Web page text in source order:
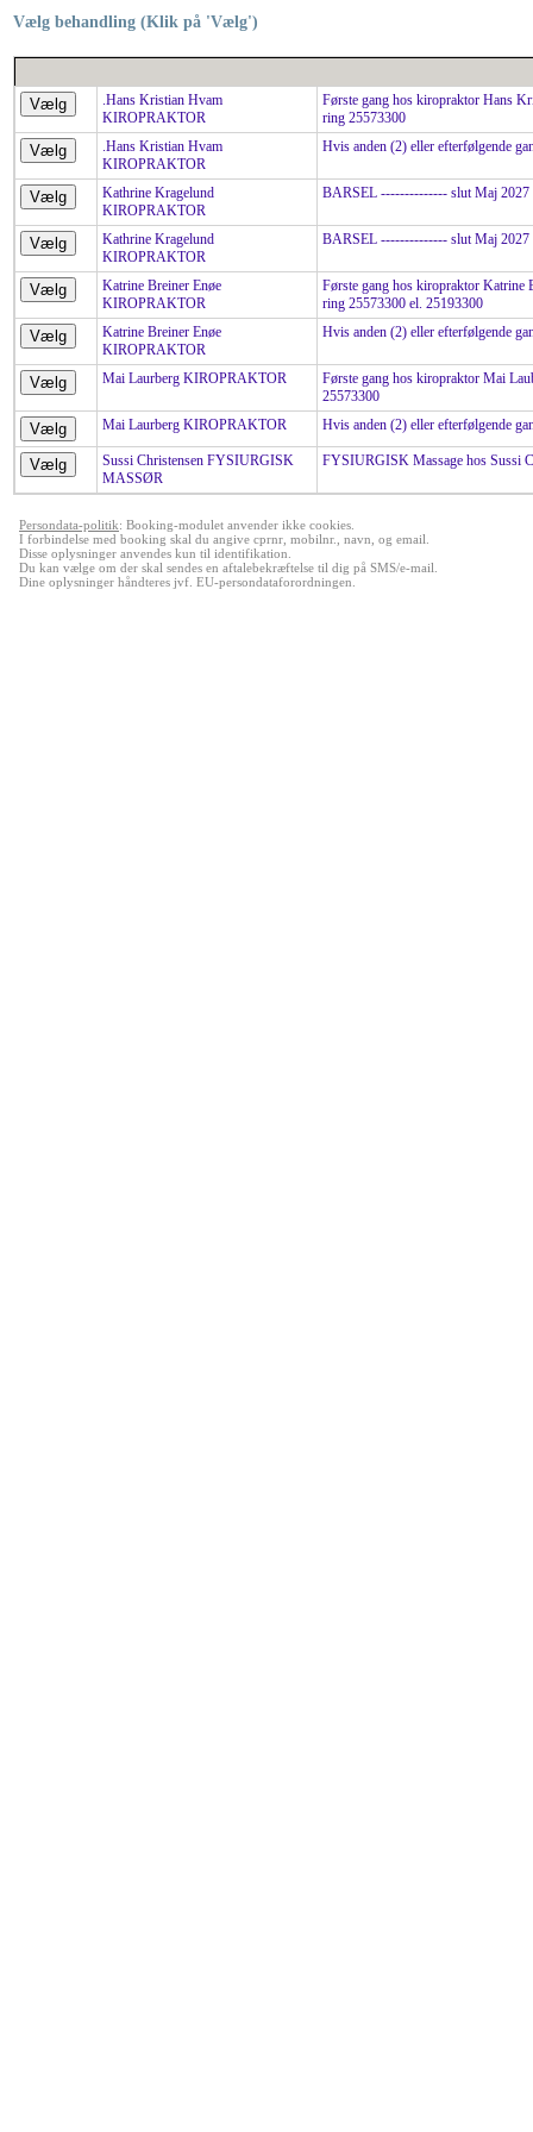
Vælg behandling (Klik på 'Vælg')
.Hans Kristian Hvam
KIROPRAKTOR
Første gang hos kiropraktor Hans
ring 25573300
.Hans Kristian Hvam
KIROPRAKTOR
Hvis anden (2) eller efterfølgende
Kathrine Kragelund
KIROPRAKTOR
BARSEL -------------- slut Maj
Kathrine Kragelund
KIROPRAKTOR
BARSEL -------------- slut Maj
Katrine Breiner Enøe
KIROPRAKTOR
Første gang hos kiropraktor
ring 25573300 el. 25193300
Katrine Breiner Enøe
KIROPRAKTOR
Hvis anden (2) eller efterfølgende
Mai Laurberg KIROPRAKTOR
Første gang hos kiropraktor Mai
25573300
Mai Laurberg KIROPRAKTOR
Hvis anden (2) eller efterfølgende
Sussi Christensen FYSIURGISK
MASSØR
FYSIURGISK Massage hos Sussi
Persondata-politik: Booking-modulet anvender ikke cookies.
I forbindelse med booking skal du angive cprnr, mobilnr., navn, og email.
Disse oplysninger anvendes kun til identifikation.
Du kan vælge om der skal sendes en aftalebekræftelse til dig på SMS/e-mail.
Dine oplysninger håndteres jvf. EU-persondataforordningen.